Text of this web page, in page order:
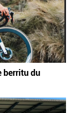
berritu du